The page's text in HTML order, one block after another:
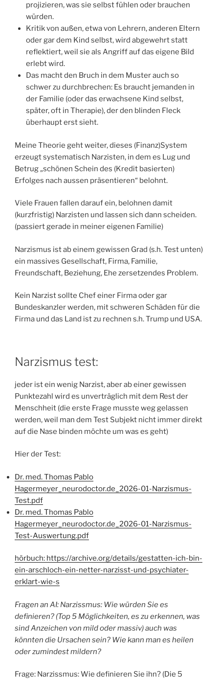
projizieren, was sie selbst fühlen oder brauchen
würden.
Kritik von außen, etwa von Lehrern, anderen Eltern
oder gar dem Kind selbst, wird abgewehrt statt
reflektiert, weil sie als Angriff auf das eigene Bild
erlebt wird.
Das macht den Bruch in dem Muster auch so
schwer zu durchbrechen: Es braucht jemanden in
der Familie (oder das erwachsene Kind selbst,
später, oft in Therapie), der den blinden Fleck
überhaupt erst sieht.
Meine Theorie geht weiter, dieses (Finanz)System
erzeugt systematisch Narzisten, in dem es Lug und
Betrug „schönen Schein des (Kredit basierten)
Erfolges nach aussen präsentieren“ belohnt.
Viele Frauen fallen darauf ein, belohnen damit
(kurzfristig) Narzisten und lassen sich dann scheiden.
(passiert gerade in meiner eigenen Familie)
Narzismus ist ab einem gewissen Grad (s.h. Test unten)
ein massives Gesellschaft, Firma, Familie,
Freundschaft, Beziehung, Ehe zersetzendes Problem.
Kein Narzist sollte Chef einer Firma oder gar
Bundeskanzler werden, mit schweren Schäden für die
Firma und das Land ist zu rechnen s.h. Trump und USA.
Narzismus test:
jeder ist ein wenig Narzist, aber ab einer gewissen
Punktezahl wird es unverträglich mit dem Rest der
Menschheit (die erste Frage musste weg gelassen
werden, weil man dem Test Subjekt nicht immer direkt
auf die Nase binden möchte um was es geht)
Hier der Test:
Dr. med. Thomas Pablo
Hagermeyer_neurodoctor.de_2026-01-Narzismus-
Test.pdf
Dr. med. Thomas Pablo
Hagermeyer_neurodoctor.de_2026-01-Narzismus-
Test-Auswertung.pdf
hörbuch: https://archive.org/details/gestatten-ich-bin-
ein-arschloch-ein-netter-narzisst-und-psychiater-
erklart-wie-s
Fragen an AI: Narzissmus: Wie würden Sie es
definieren? (Top 5 Möglichkeiten, es zu erkennen, was
sind Anzeichen von mild oder massiv) auch was
könnten die Ursachen sein? Wie kann man es heilen
oder zumindest mildern?
Frage: Narzissmus: Wie definieren Sie ihn? (Die 5